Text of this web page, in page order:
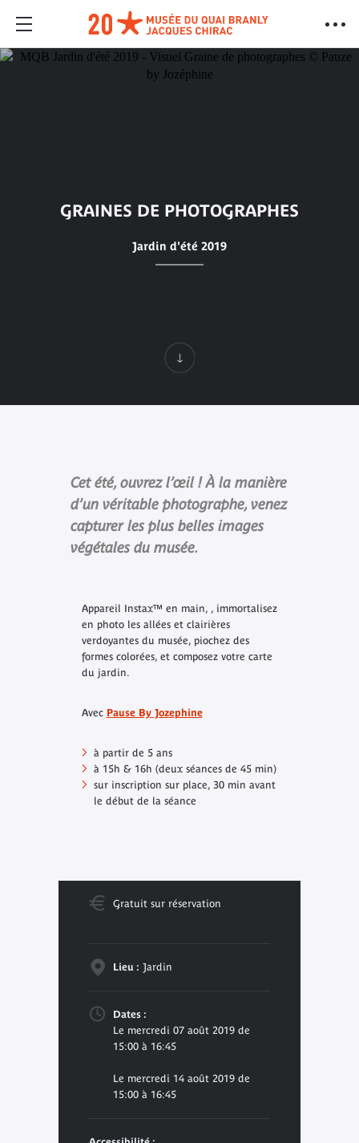
GRAINES DE PHOTOGRAPHES
Jardin d'été 2019
Cet été, ouvrez l’œil ! À la manière
d’un véritable photographe, venez
capturer les plus belles images
végétales du musée.
Appareil Instax™ en main, , immortalisez
en photo les allées et clairières
verdoyantes du musée, piochez des
formes colorées, et composez votre carte
du jardin.
Avec Pause By Jozephine
à partir de 5 ans
à 15h & 16h (deux séances de 45 min)
sur inscription sur place, 30 min avant
le début de la séance
Gratuit sur réservation
Lieu : Jardin
Dates :
Le mercredi 07 août 2019 de
15:00 à 16:45
Le mercredi 14 août 2019 de
15:00 à 16:45